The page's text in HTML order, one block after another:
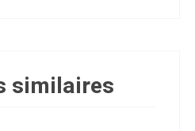
similaires